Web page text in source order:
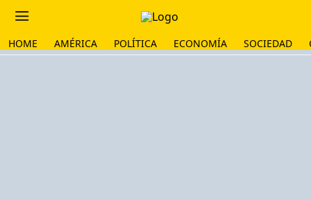
HOME AMÉRICA POLÍTICA ECONOMÍA SOCIEDAD